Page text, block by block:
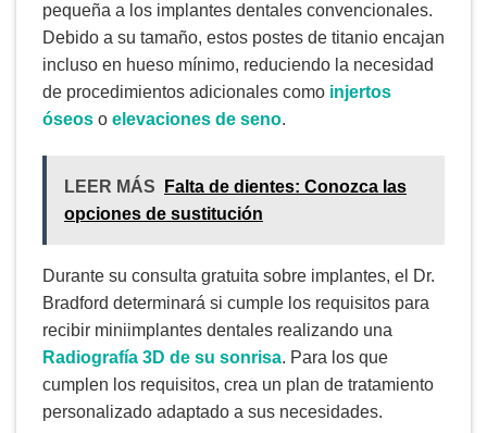
pequeña a los implantes dentales convencionales.
Debido a su tamaño, estos postes de titanio encajan
incluso en hueso mínimo, reduciendo la necesidad
de procedimientos adicionales como injertos
óseos o elevaciones de seno.
LEER MÁS
Falta de dientes: Conozca las
opciones de sustitución
Durante su consulta gratuita sobre implantes, el Dr.
Bradford determinará si cumple los requisitos para
recibir miniimplantes dentales realizando una
Radiografía 3D de su sonrisa. Para los que
cumplen los requisitos, crea un plan de tratamiento
personalizado adaptado a sus necesidades.